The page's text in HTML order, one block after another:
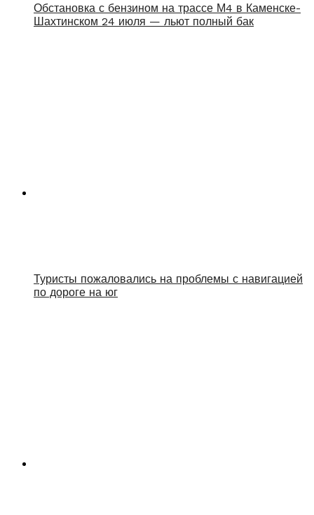
Обстановка с бензином на трассе М4 в Каменске-
Шахтинском 24 июля — льют полный бак
Туристы пожаловались на проблемы с навигацией
по дороге на юг